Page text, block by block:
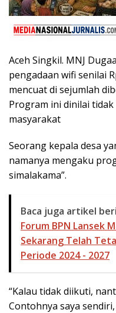
Aceh Singkil. MNJ
pengadaan wifi senilai
mencuat di sejumlah
Program ini dinilai
masyarakat
Seorang kepala desa
namanya mengaku
simalakama”.
Baca juga artikel
Forum BPN Lansek
Sekarang Telah
Periode 2024 - 2027
“Kalau tidak diikuti,
Contohnya saya